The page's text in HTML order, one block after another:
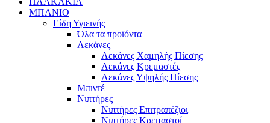
ΜΠΑΝΙΟ
Είδη Υγιεινής
Όλα τα προϊόντα
Λεκάνες
Λεκάνες Χαμηλής Πίεσης
Λεκάνες Κρεμαστές
Λεκάνες Υψηλής Πίεσης
Μπιντέ
Νιπτήρες
Νιπτήρες Επιτραπέζιοι
Νιπτήρες Κρεμαστοί